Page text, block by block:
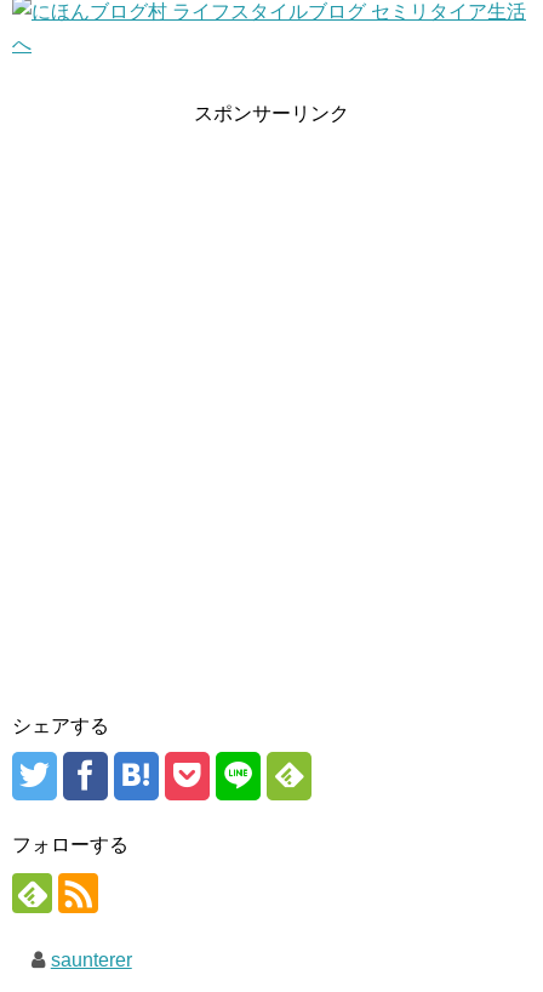
スポンサーリンク
シェアする
フォローする
saunterer